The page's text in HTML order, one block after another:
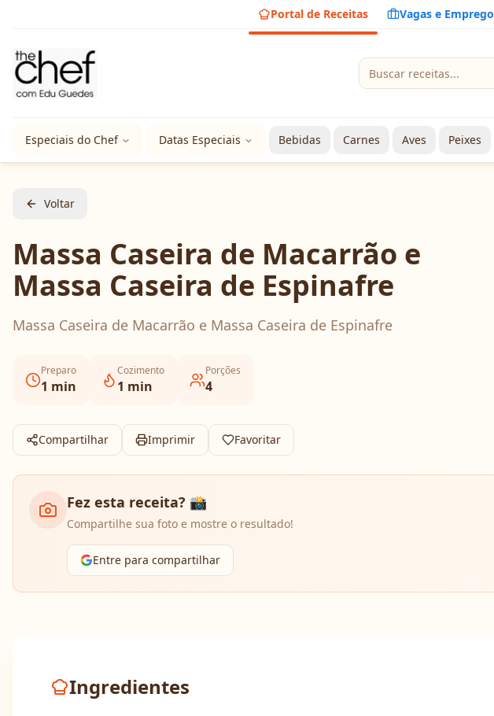
Portal de Receitas Vagas e Emprego
Especiais do Chef Datas Especiais Bebidas Carnes Aves Peixes
Voltar
Massa Caseira de Macarrão e
Massa Caseira de Espinafre
Massa Caseira de Macarrão e Massa Caseira de Espinafre
Preparo
1 min
Cozimento
1 min
Porções
4
Compartilhar Imprimir Favoritar
Fez esta receita? 📸
Compartilhe sua foto e mostre o resultado!
Entre para compartilhar
Ingredientes